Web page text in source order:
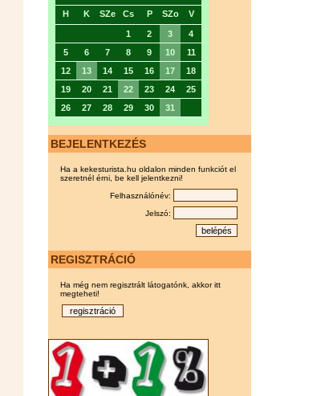
H K SZe Cs P SZo V
1 2 3
4
5
6 7 8 9 10
11
12
13 14 15 16 17
18
19
20 21 22 23 24
25
26
27 28 29 30 31
BEJELENTKEZÉS
Ha a kekesturista.hu oldalon minden funkciót el
szeretnél érni, be kell jelentkezni!
Felhasználónév:
Jelszó:
REGISZTRÁCIÓ
Ha még nem regisztrált látogatónk, akkor itt
megteheti!